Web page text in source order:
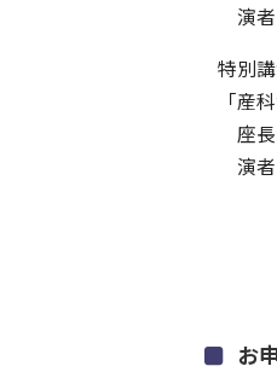
演者
特別
「産
座長
演者
お